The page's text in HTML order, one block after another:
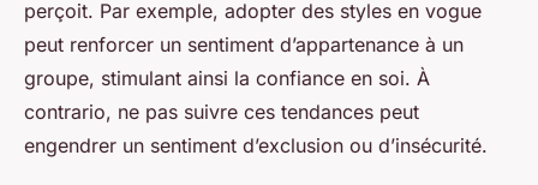
perçoit. Par exemple, adopter des styles en vogue
peut renforcer un sentiment d’appartenance à un
groupe, stimulant ainsi la confiance en soi. À
contrario, ne pas suivre ces tendances peut
engendrer un sentiment d’exclusion ou d’insécurité.